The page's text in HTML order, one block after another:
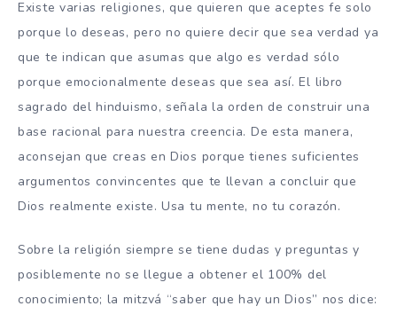
Existe varias religiones, que quieren que aceptes fe solo
porque lo deseas, pero no quiere decir que sea verdad ya
que te indican que asumas que algo es verdad sólo
porque emocionalmente deseas que sea así. El libro
sagrado del hinduismo, señala la orden de construir una
base racional para nuestra creencia. De esta manera,
aconsejan que creas en Dios porque tienes suficientes
argumentos convincentes que te llevan a concluir que
Dios realmente existe. Usa tu mente, no tu corazón.
Sobre la religión siempre se tiene dudas y preguntas y
posiblemente no se llegue a obtener el 100% del
conocimiento; la mitzvá “saber que hay un Dios” nos dice: